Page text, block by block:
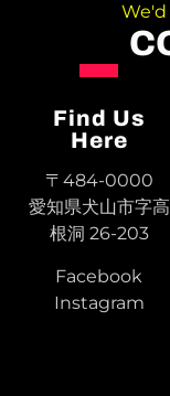
We'd
Find Us
Here
〒484-0000
愛知県犬山市字高
根洞 26-203
Facebook
Instagram